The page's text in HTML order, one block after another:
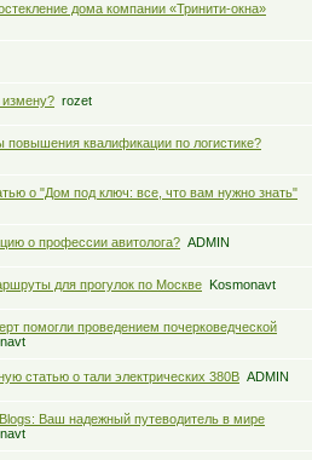
дома компании «Тринити-окна»
rozet
повышения квалификации по логистике?
о "Дом под ключ: все, что вам нужно знать"
о профессии авитолога? ADMIN
для прогулок по Москве Kosmonavt
помогли проведением почерковедческой
статью о тали электрических 380В ADMIN
Ваш надежный путеводитель в мире